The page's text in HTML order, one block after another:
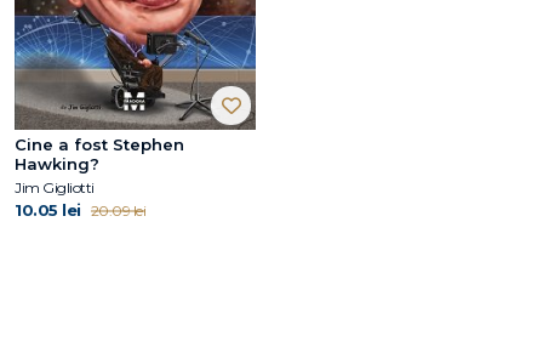
Cine a fost Stephen
Hawking?
Jim Gigliotti
10.05 lei 20.09 lei